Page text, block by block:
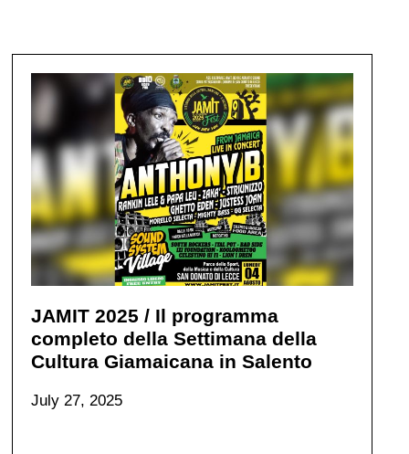
JAMIT 2025 / Il programma
completo della Settimana della
Cultura Giamaicana in Salento
July 27, 2025